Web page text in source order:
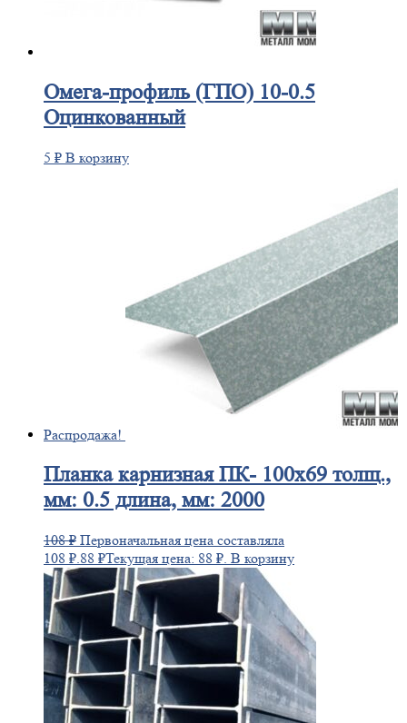
Омега-профиль(ГПО) 10-0.5
Оцинкованный
5 ₽ В корзину
Распродажа!
Планкакарнизная ПК- 100х69 толщ.,
мм: 0.5 длина, мм: 2000
108₽ Первоначальная цена составляла
108 ₽. 88 ₽Текущая цена: 88 ₽. В корзину